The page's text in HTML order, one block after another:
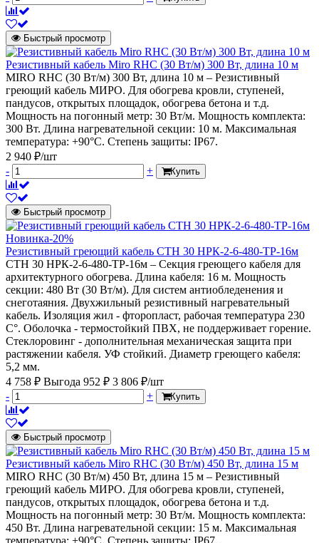
Быстрый просмотр
Резистивный кабель Miro RHC (30 Вт/м) 300 Вт, длина 10 м
MIRO RHC (30 Вт/м) 300 Вт, длина 10 м – Резистивный
греющий кабель МИРО. Для обогрева кровли, ступеней,
пандусов, открытых площадок, обогрева бетона и т.д.
Мощность на погонный метр: 30 Вт/м. Мощность комплекта:
300 Вт. Длина нагревательной секции: 10 м. Максимальная
температура: +90°С. Степень защиты: IP67.
2 940 ₽/шт
-
+ Купить
Быстрый просмотр
Новинка-20%
Резистивный греющий кабель СТН 30 НРК-2-6-480-ТР-16м
СТН 30 НРК-2-6-480-ТР-16м – Секция греющего кабеля для
архитектурного обогрева. Длина кабеля: 16 м. Мощность
секции: 480 Вт (30 Вт/м). Для систем антиобледенения и
снеготаяния. Двухжильный резистивный нагревательный
кабель. Изоляция жил - фторопласт, рабочая температура 230
С°. Оболочка - термостойкий ПВХ, не поддерживает горение.
Стеклоровинг - дополнительная механическая защита при
растяжении кабеля. УФ стойкий. Диаметр греющего кабеля:
5,2 мм.
4 758 ₽ Выгода 952 ₽ 3 806 ₽/шт
-
+ Купить
Быстрый просмотр
Резистивный кабель Miro RHC (30 Вт/м) 450 Вт, длина 15 м
MIRO RHC (30 Вт/м) 450 Вт, длина 15 м – Резистивный
греющий кабель МИРО. Для обогрева кровли, ступеней,
пандусов, открытых площадок, обогрева бетона и т.д.
Мощность на погонный метр: 30 Вт/м. Мощность комплекта:
450 Вт. Длина нагревательной секции: 15 м. Максимальная